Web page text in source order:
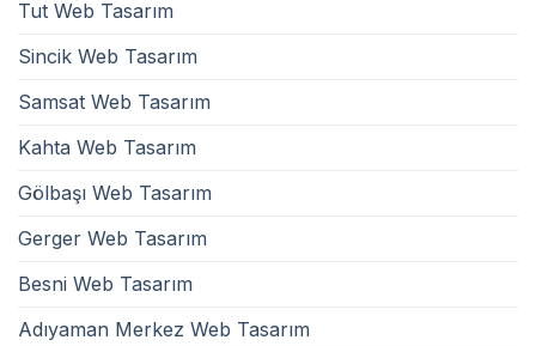
Tut Web Tasarım
Sincik Web Tasarım
Samsat Web Tasarım
Kahta Web Tasarım
Gölbaşı Web Tasarım
Gerger Web Tasarım
Besni Web Tasarım
Adıyaman Merkez Web Tasarım